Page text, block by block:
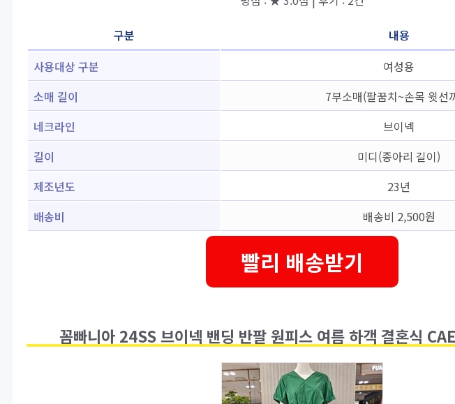
구분
내용
사용대상 구분
여성용
소매 길이
7부소매(팔꿈치~손목 윗선
네크라인
브이넥
길이
미디(종아리 길이)
제조년도
23년
배송비
배송비 2,500원
빨리 배송받기
꼼빠니아 24SS 브이넥 밴딩 반팔 원피스 여름 하객 결혼식